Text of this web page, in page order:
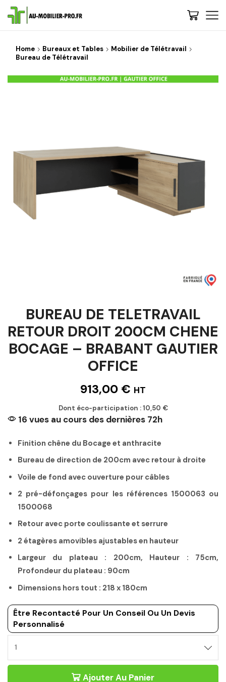
Home Bureaux et Tables
Mobilier de Télétravail
Bureau de Télétravail
BUREAU DE TELETRAVAIL
RETOUR DROIT 200CM CHENE
BOCAGE – BRABANT GAUTIER
OFFICE
913,00 € HT
Dont éco-participation :10,50 €
16 vues au cours des dernières 72h
Finition chêne du Bocage et anthracite
Bureau de direction de 200cm avec retour à droite
Voile de fond avec ouverture pour câbles
2 pré-défonçages pour les références 1500063 ou
1500068
Retour avec porte coulissante et serrure
2 étagères amovibles ajustables en hauteur
Largeur du plateau : 200cm, Hauteur : 75cm,
Profondeur du plateau : 90cm
Dimensions hors tout : 218 x 180cm
Être Recontacté Pour Un Conseil Ou Un Devis
Personnalisé
Ajouter Au Panier